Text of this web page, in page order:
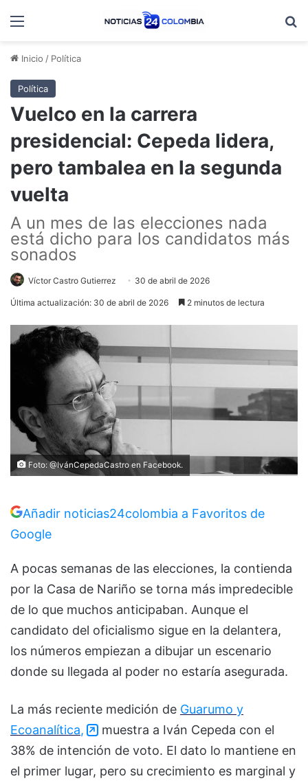
Menú
Inicio / Política
Política
Vuelco en la carrera
presidencial: Cepeda lidera,
pero tambalea en la segunda
vuelta
A un mes de las elecciones nada
está dicho para los candidatos más
sonados
Víctor Castro Gutierrez 30 de abril de 2026
Última actualización: 30 de abril de 2026 2 minutos de lectura
Foto: @IvánCepedaCastro en Facebook.
Añadir noticias24colombia a Favoritos de
Google
A pocas semanas de las elecciones, la contienda
por la Casa de Nariño se torna más impredecible
de lo que muchos anticipaban. Aunque el
candidato del oficialismo sigue en la delantera,
los números empiezan a dibujar un escenario
donde su llegada al poder no estaría asegurada.
La más reciente medición de Guarumo y
Ecoanalítica, muestra a Iván Cepeda con el
38% de intención de voto. El dato lo mantiene en
el primer lugar, pero su crecimiento es marginal y